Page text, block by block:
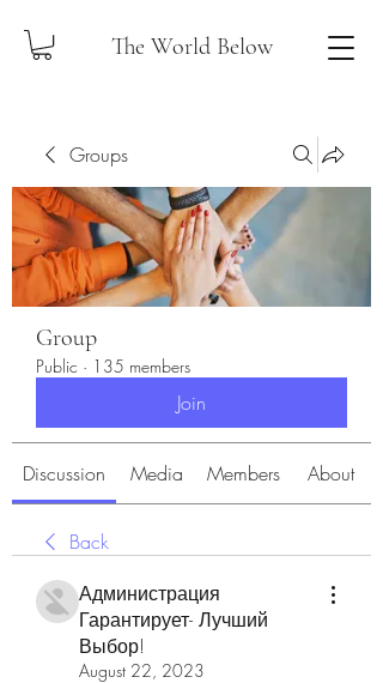
The World Below
Groups
Group
Public · 135 members
Join
Discussion Media Members About
Back
Администрация
Гарантирует- Лучший
Выбор!
August 22, 2023